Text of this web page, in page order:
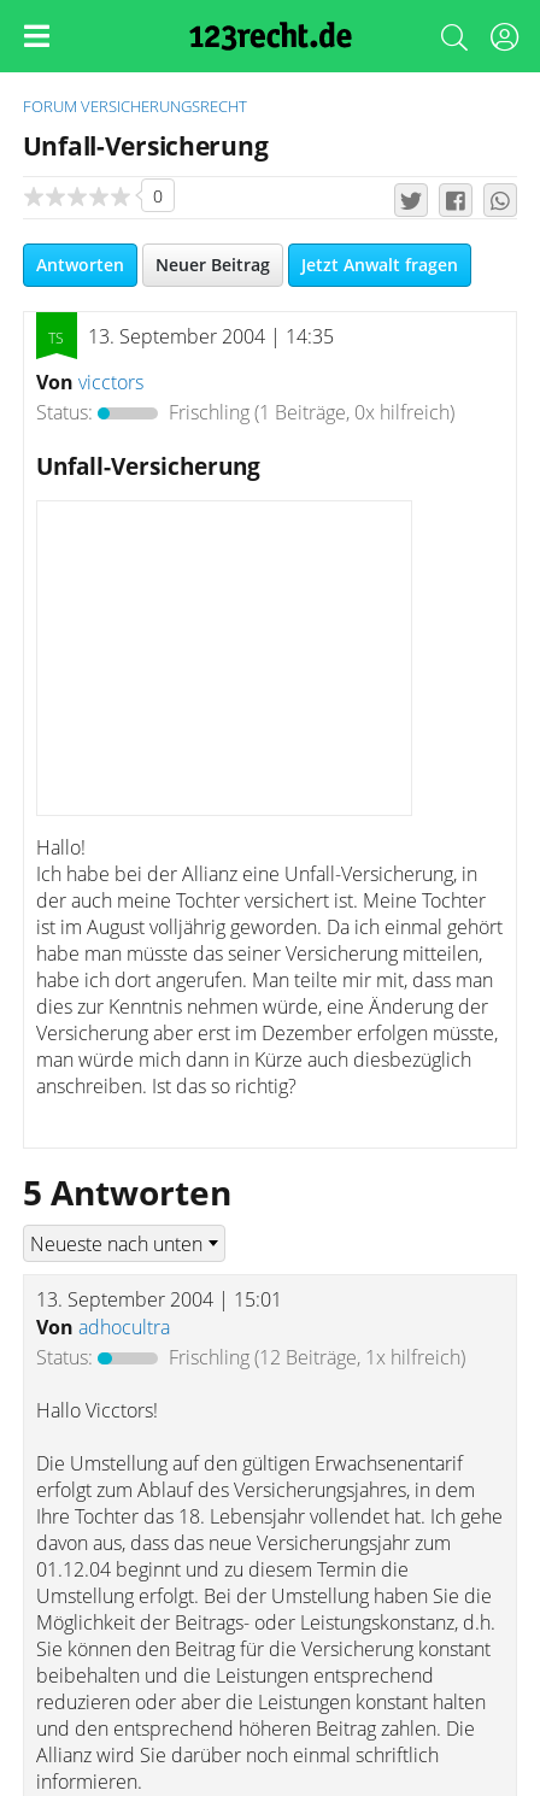
FORUM VERSICHERUNGSRECHT
Unfall-Versicherung
0
Antworten Neuer Beitrag Jetzt Anwalt fragen
13. September 2004 | 14:35
Von vicctors
Status:
Frischling(1 Beiträge, 0x hilfreich)
Unfall-Versicherung
Hallo!
Ich habe bei der Allianz eine Unfall-Versicherung, in
der auch meine Tochter versichert ist. Meine Tochter
ist im August volljährig geworden. Da ich einmal gehört
habe man müsste das seiner Versicherung mitteilen,
habe ich dort angerufen. Man teilte mir mit, dass man
dies zur Kenntnis nehmen würde, eine Änderung der
Versicherung aber erst im Dezember erfolgen müsste,
man würde mich dann in Kürze auch diesbezüglich
anschreiben. Ist das so richtig?
5 Antworten
13. September 2004 | 15:01
Von adhocultra
Status:
Frischling(12 Beiträge, 1x hilfreich)
Hallo Vicctors!
Die Umstellung auf den gültigen Erwachsenentarif
erfolgt zum Ablauf des Versicherungsjahres, in dem
Ihre Tochter das 18. Lebensjahr vollendet hat. Ich gehe
davon aus, dass das neue Versicherungsjahr zum
01.12.04 beginnt und zu diesem Termin die
Umstellung erfolgt. Bei der Umstellung haben Sie die
Möglichkeit der Beitrags- oder Leistungskonstanz, d.h.
Sie können den Beitrag für die Versicherung konstant
beibehalten und die Leistungen entsprechend
reduzieren oder aber die Leistungen konstant halten
und den entsprechend höheren Beitrag zahlen. Die
Allianz wird Sie darüber noch einmal schriftlich
informieren.